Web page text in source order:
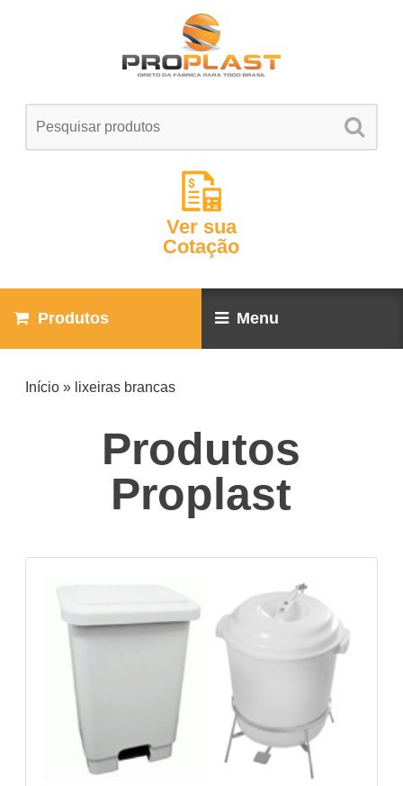
Ver sua
Cotação
Produtos Menu
Início » lixeiras brancas
Produtos
Proplast